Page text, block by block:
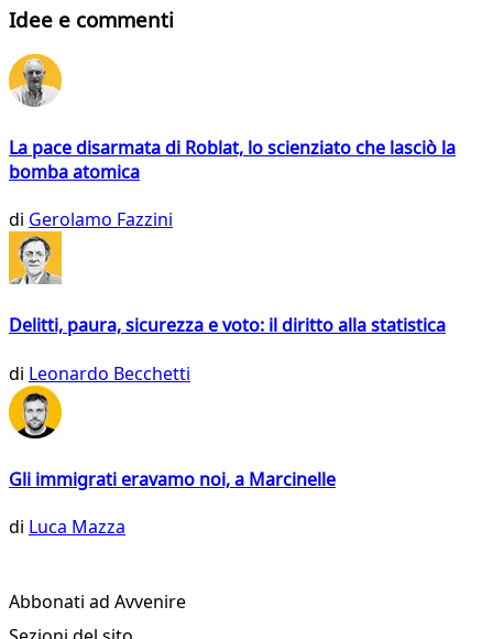
Idee e commenti
La pace disarmata di Roblat, lo scienziato che lasciò la
bomba atomica
di Gerolamo Fazzini
Delitti, paura, sicurezza e voto: il diritto alla statistica
di Leonardo Becchetti
Gli immigrati eravamo noi, a Marcinelle
di Luca Mazza
Abbonati ad Avvenire